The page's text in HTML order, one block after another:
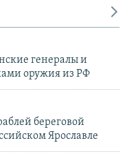
генералы и
оружия из РФ
береговой
Ярославле